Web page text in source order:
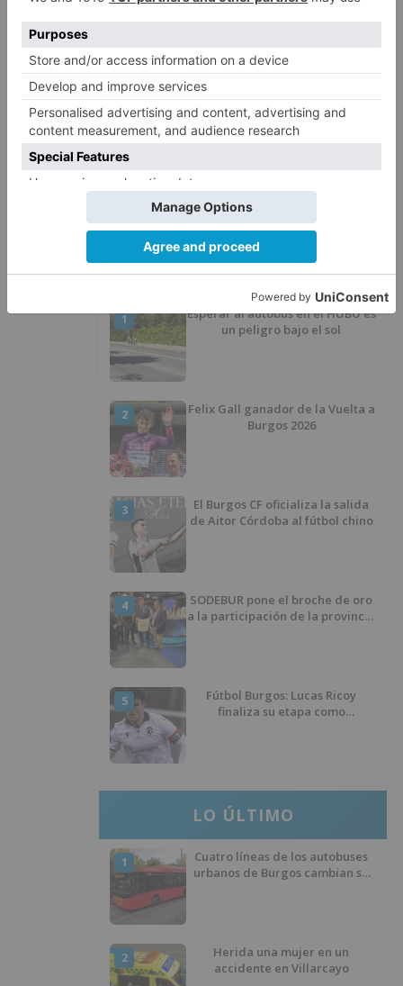
Local relativa a la aprobación inicial del estudio
de detalle de ordenación de volúmenes de la
nueva perrera municipal en la calle López Bravo
, antes de recordar los problemas que tuvieron
que sufrir con el anterior gestor.
urbanismo garabito manso
LO + VISTO
1
Esperar al autobús en el HUBU es
un peligro bajo el sol
2
Felix Gall ganador de la Vuelta a
Burgos 2026
3
El Burgos CF oficializa la salida
de Aitor Córdoba al fútbol chino
4
SODEBUR pone el broche de oro
a la participación de la provincia
5
Fútbol Burgos: Lucas Ricoy
finaliza su etapa como
LO ÚLTIMO
1
Cuatro líneas de los autobuses
urbanos de Burgos cambian su
2
Herida una mujer en un
accidente en Villarcayo